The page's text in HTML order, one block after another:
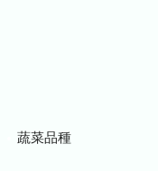
蔬菜品種